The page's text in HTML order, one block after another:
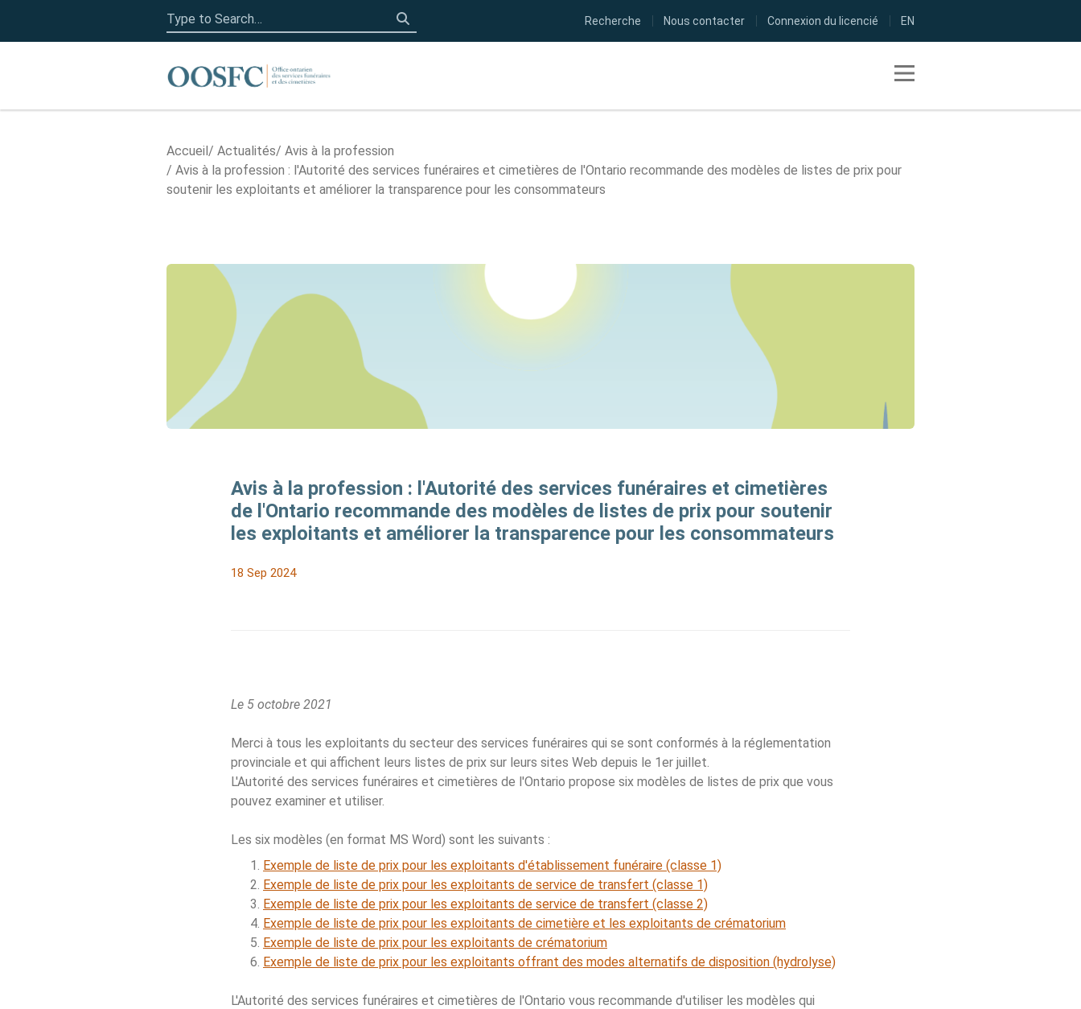
Accueil
Toggle navigation
Search
for:
Click to search
Recherche Nous contacter Connexion du licencié EN
Accueil Actualités
Avis à la profession
Avis à la profession : l'Autorité des services funéraires et cimetières de l'Ontario recommande des modèles de listes de prix pour
soutenir les exploitants et améliorer la transparence pour les consommateurs
Avis à la profession : l'Autorité des services funéraires et cimetières
de l'Ontario recommande des modèles de listes de prix pour soutenir
les exploitants et améliorer la transparence pour les consommateurs
18 Sep 2024
Le 5 octobre 2021
Merci à tous les exploitants du secteur des services funéraires qui se sont conformés à la réglementation
provinciale et qui affichent leurs listes de prix sur leurs sites Web depuis le 1er juillet.
L'Autorité des services funéraires et cimetières de l'Ontario propose six modèles de listes de prix que vous
pouvez examiner et utiliser.
Les six modèles (en format MS Word) sont les suivants :
Exemple de liste de prix pour les exploitants d'établissement funéraire (classe 1)
Exemple de liste de prix pour les exploitants de service de transfert (classe 1)
Exemple de liste de prix pour les exploitants de service de transfert (classe 2)
Exemple de liste de prix pour les exploitants de cimetière et les exploitants de crématorium
Exemple de liste de prix pour les exploitants de crématorium
Exemple de liste de prix pour les exploitants offrant des modes alternatifs de disposition (hydrolyse)
L'Autorité des services funéraires et cimetières de l'Ontario vous recommande d'utiliser les modèles qui